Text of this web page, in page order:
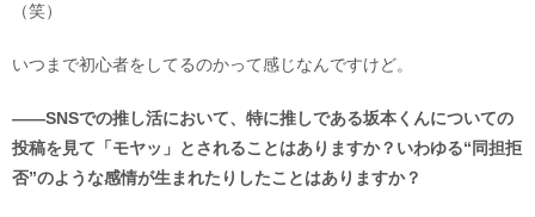
（笑）
いつまで初心者をしてるのかって感じなんですけど。
――SNSでの推し活において、特に推しである坂本くんについての
投稿を見て「モヤッ」とされることはありますか？いわゆる“同担拒
否”のような感情が生まれたりしたことはありますか？